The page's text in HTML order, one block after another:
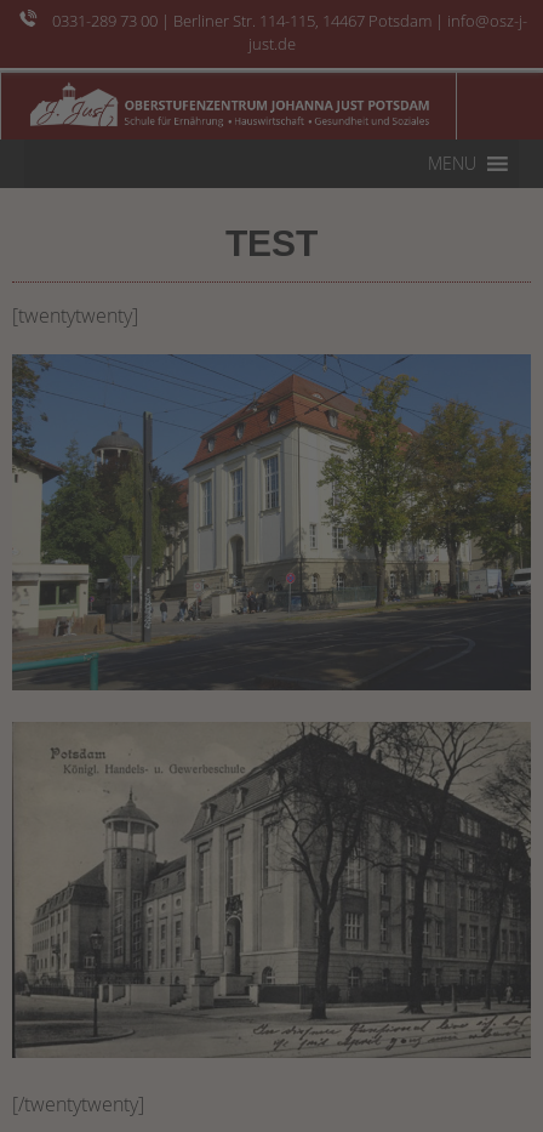
0331-289 73 00 | Berliner Str. 114-115, 14467 Potsdam | info@osz-j-
just.de
MENU
TEST
[twentytwenty]
[/twentytwenty]